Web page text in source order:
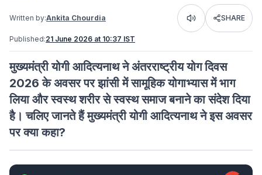
Written by:Ankita Chourdia Listen SHARE
Published:21 June 2026 at 10:37 IST
मुख्यमंत्री योगी आदित्यनाथ ने अंतरराष्ट्रीय योग दिवस
2026 के अवसर पर झांसी में सामूहिक योगाभ्यास में भाग
लिया और स्वस्थ शरीर से स्वस्थ समाज बनाने का संदेश दिया
है। चलिए जानते हैं मुख्यमंत्री योगी आदित्यनाथ ने इस अवसर
पर क्या कहा?